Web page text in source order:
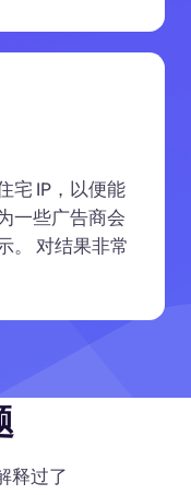
宅 IP，以便能
一些广告商会
。 对结果非常
释过了